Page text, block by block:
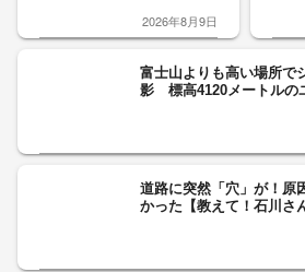
2026年8月9日
富士山よりも高い場所で
影 標高4120メートルの
道路に突然「穴」が！原
かった【教えて！石川さ